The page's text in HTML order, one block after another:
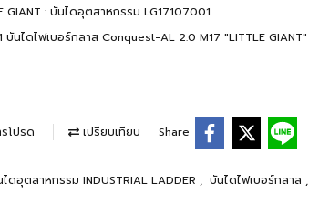
GIANT : บันไดอุตสาหกรรม LG17107001
บันไดไฟเบอร์กลาส Conquest-AL 2.0 M17 "LITTLE GIANT"
โปรด เปรียบเทียบ Share
ดอุตสาหกรรม INDUSTRIAL LADDER , บันไดไฟเบอร์กลาส ,